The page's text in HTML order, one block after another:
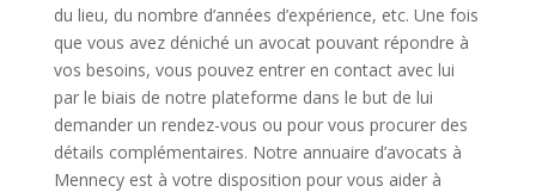
du lieu, du nombre d’années d’expérience, etc. Une fois
que vous avez déniché un avocat pouvant répondre à
vos besoins, vous pouvez entrer en contact avec lui
par le biais de notre plateforme dans le but de lui
demander un rendez-vous ou pour vous procurer des
détails complémentaires. Notre annuaire d’avocats à
Mennecy est à votre disposition pour vous aider à